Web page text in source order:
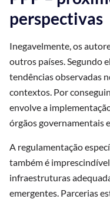
perspectivas
Inegavelmente, os
outros países. Segundo
tendências observadas
contextos. Por
envolve a
órgãos governamentais
A regulamentação
também é
infraestruturas
emergentes. Parcerias